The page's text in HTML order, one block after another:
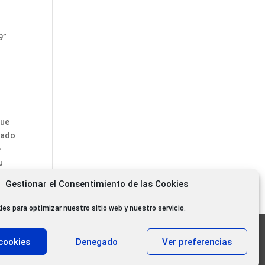
Gestionar el Consentimiento de las Cookies
para optimizar nuestro sitio web y nuestro servicio.
Denegado Ver preferencias
oyentes diarios
Gracias